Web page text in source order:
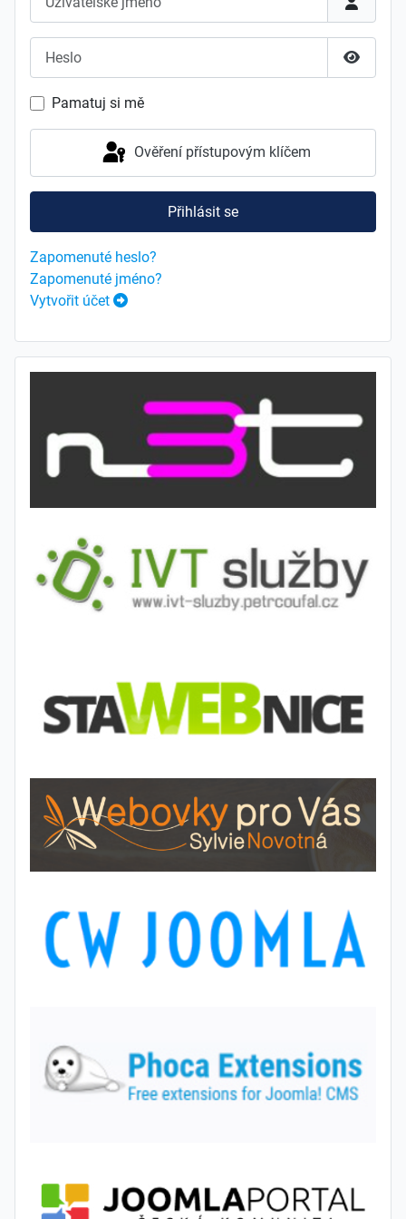
Pamatuj si mě
Ověření přístupovým klíčem
Přihlásit se
Zapomenuté heslo?
Zapomenuté jméno?
Vytvořit účet